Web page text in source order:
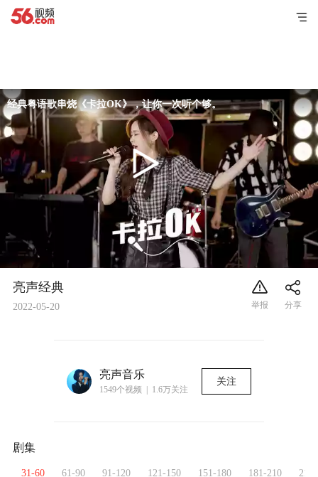
经典粤语歌串烧《卡拉OK》，让你一次听个够。
亮声经典
2022-05-20
亮声音乐
1549个视频 | 1.6万关注
关注
剧集
31-60 61-90 91-120 121-150 151-180 181-210